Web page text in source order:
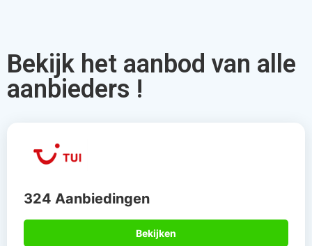
Bekijk het aanbod van alle
aanbieders !
324 Aanbiedingen
Bekijken